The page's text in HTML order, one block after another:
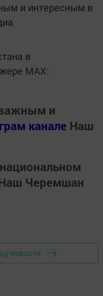
и интересным в
в
MАХ:
и
канале Наш
Черемшан
новости